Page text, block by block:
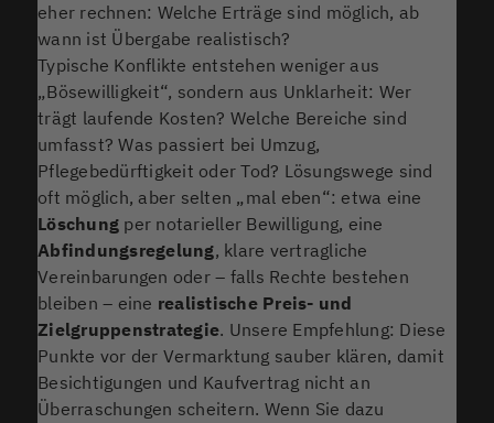
eher rechnen: Welche Erträge sind möglich, ab
wann ist Übergabe realistisch?
Typische Konflikte entstehen weniger aus
„Bösewilligkeit“, sondern aus Unklarheit: Wer
trägt laufende Kosten? Welche Bereiche sind
umfasst? Was passiert bei Umzug,
Pflegebedürftigkeit oder Tod? Lösungswege sind
oft möglich, aber selten „mal eben“: etwa eine
Löschung per notarieller Bewilligung, eine
Abfindungsregelung, klare vertragliche
Vereinbarungen oder – falls Rechte bestehen
bleiben – eine realistische Preis- und
Zielgruppenstrategie. Unsere Empfehlung: Diese
Punkte vor der Vermarktung sauber klären, damit
Besichtigungen und Kaufvertrag nicht an
Überraschungen scheitern. Wenn Sie dazu